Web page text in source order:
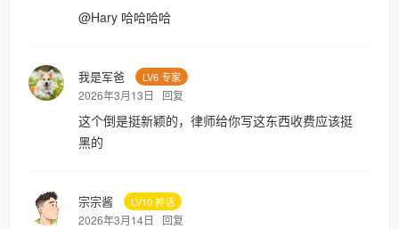
@Hary 哈哈哈哈
我是军爸 LV6 专家
2026年3月13日 回复
这个倒是挺新颖的，律师给你写这东西收费应该挺
黑的
宗宗酱 LV10 神话
2026年3月14日 回复